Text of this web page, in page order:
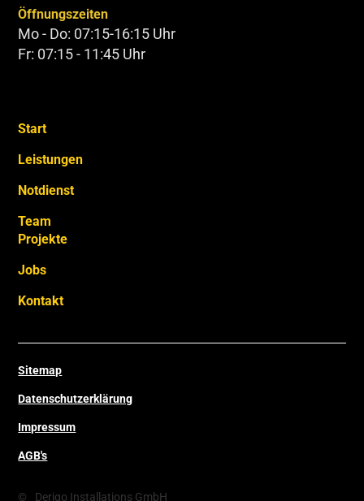
Öffnungszeiten
Mo - Do: 07:15-16:15 Uhr
Fr: 07:15 - 11:45 Uhr
Start
Leistungen
Notdienst
Team
Projekte
Jobs
Kontakt
Sitemap
Datenschutzerklärung
Impressum
AGB's
© Derigo Installations GmbH